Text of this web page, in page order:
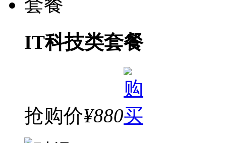
IT科技类套餐
抢购价¥880